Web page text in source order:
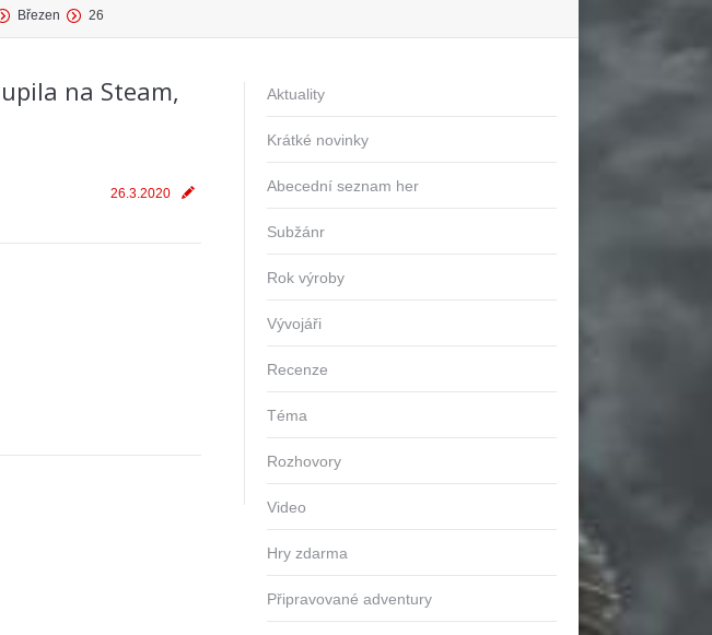
Březen 26
na Steam,
26.3.2020
Aktuality
Krátké novinky
Abecední seznam her
Subžánr
Rok výroby
Vývojáři
Recenze
Téma
Rozhovory
Video
Hry zdarma
Připravované adventury